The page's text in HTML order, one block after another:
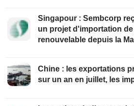
Singapour : Sembcorp
un projet d'importation de
renouvelable depuis la
Chine : les exportations
sur un an en juillet, les